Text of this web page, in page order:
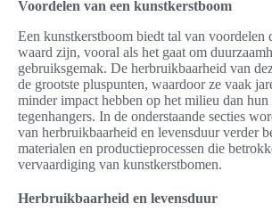
Voordelen van een kunstkerstboom
Een kunstkerstboom biedt tal van voordelen
waard zijn, vooral als het gaat om
gebruiksgemak. De herbruikbaarheid van
de grootste pluspunten, waardoor ze vaak
minder impact hebben op het milieu dan
tegenhangers. In de onderstaande secties
van herbruikbaarheid en levensduur verder
materialen en productieprocessen die
vervaardiging van kunstkerstbomen.
Herbruikbaarheid en levensduur